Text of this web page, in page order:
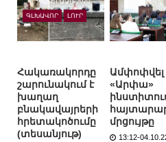
ՊԱՏԵՐԱԶՄ-2020
ԳԼԽԱՎՈՐ ԼՈՒՐ
Հակառակորդը
շարունակում է
խաղաղ
բնակավայրերի
հրետակոծումը
(տեսանյութ)
Ամփոփվել
«Արփա»
մրցույթը
13:12-